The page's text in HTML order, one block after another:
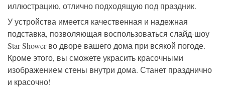
иллюстрацию, отлично подходящую под праздник.
У устройства имеется качественная и надежная
подставка, позволяющая воспользоваться слайд-шоу
Star Shower во дворе вашего дома при всякой погоде.
Кроме этого, вы сможете украсить красочными
изображением стены внутри дома. Станет празднично
и красочно!